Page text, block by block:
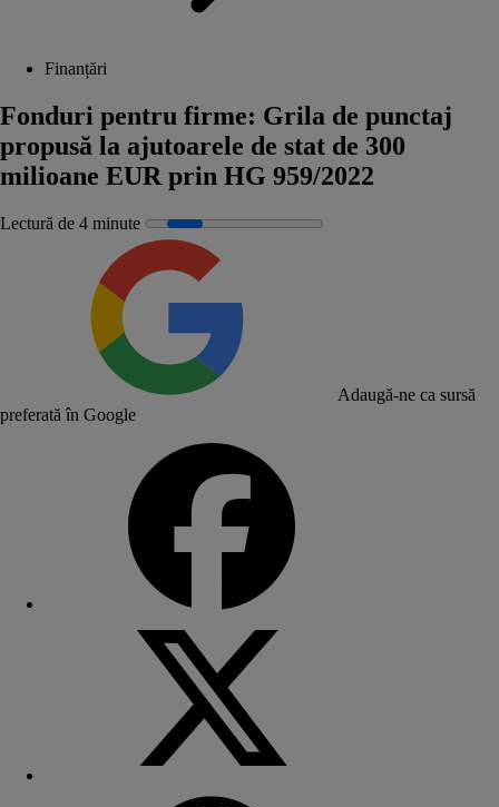
Finanțări
Fonduri pentru firme: Grila de punctaj
propusă la ajutoarele de stat de 300
milioane EUR prin HG 959/2022
Lectură de 4 minute
Adaugă-ne ca sursă
preferată în Google